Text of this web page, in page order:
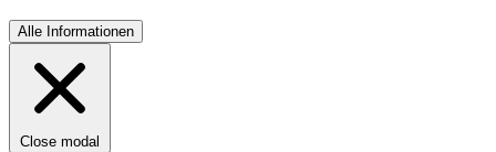
Alle Informationen
Close modal